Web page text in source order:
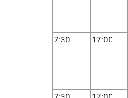
7:30 17:00